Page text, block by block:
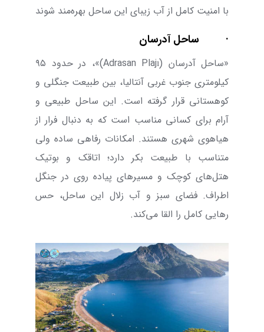
با امنیت کامل از آب زیبای این ساحل بهره‌مند شوند
· ساحل آدرسان
«ساحل آدرسان (Adrasan Plajı)»، در حدود ۹۵
کیلومتری جنوب غربی آنتالیا، بین طبیعت جنگلی و
کوهستانی قرار گرفته است. این ساحل طبیعی و
آرام برای کسانی مناسب است که به دنبال فرار از
هیاهوی شهری هستند. امکانات رفاهی ساده ولی
متناسب با طبیعت بکر دارد؛ اتاقک‌ و بوتیک
‌هتل‌های کوچک و مسیر‌های پیاده ‌روی در جنگل
اطراف. فضای سبز و آب زلال این ساحل، حس
رهایی کامل را القا می‌‌کند.